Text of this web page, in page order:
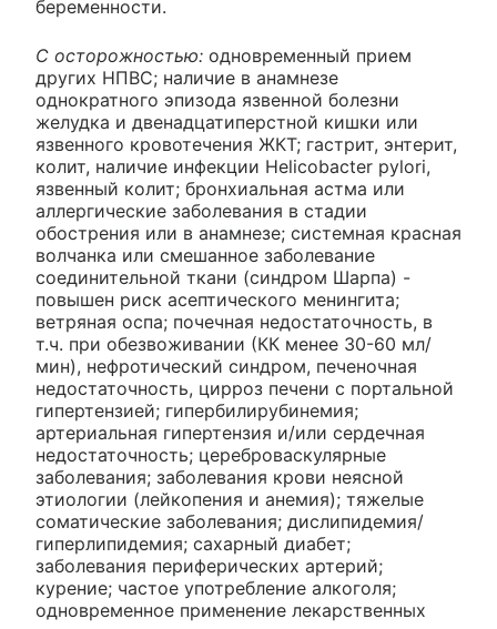
беременности.
С осторожностью: одновременный прием
других НПВС; наличие в анамнезе
однократного эпизода язвенной болезни
желудка и двенадцатиперстной кишки или
язвенного кровотечения ЖКТ; гастрит, энтерит,
колит, наличие инфекции Helicobacter pylori,
язвенный колит; бронхиальная астма или
аллергические заболевания в стадии
обострения или в анамнезе; системная красная
волчанка или смешанное заболевание
соединительной ткани (синдром Шарпа) -
повышен риск асептического менингита;
ветряная оспа; почечная недостаточность, в
т.ч. при обезвоживании (КК менее 30-60 мл/
мин), нефротический синдром, печеночная
недостаточность, цирроз печени с портальной
гипертензией; гипербилирубинемия;
артериальная гипертензия и/или сердечная
недостаточность; цереброваскулярные
заболевания; заболевания крови неясной
этиологии (лейкопения и анемия); тяжелые
соматические заболевания; дислипидемия/
гиперлипидемия; сахарный диабет;
заболевания периферических артерий;
курение; частое употребление алкоголя;
одновременное применение лекарственных